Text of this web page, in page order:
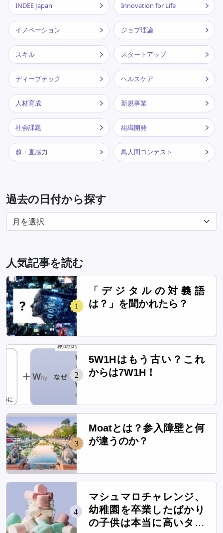
INDEE Japan Innovation for Life
イノベーション ジョブ理論
スキル スタートアップ
ディープテック ヘルスケア
人材育成 新規事業
社会課題 組織開発
超・直感力 鳥人間コンテスト
過去の日付から探す
人気記事を読む
1
「デジタルの対義語
は？」を聞かれたら？
2
5W1Hはもう古い？これ
からは7W1H！
3
Moatとは？参入障壁と何
が違うのか？
4
マシュマロチャレンジ、
幼稚園を卒業したばかり
の子供は本当に高いタワ